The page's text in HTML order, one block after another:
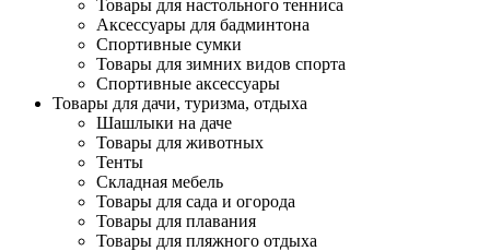
Товары для настольного тенниса
Аксессуары для бадминтона
Спортивные сумки
Товары для зимних видов спорта
Спортивные аксессуары
Товары для дачи, туризма, отдыха
Шашлыки на даче
Товары для животных
Тенты
Складная мебель
Товары для сада и огорода
Товары для плавания
Товары для пляжного отдыха